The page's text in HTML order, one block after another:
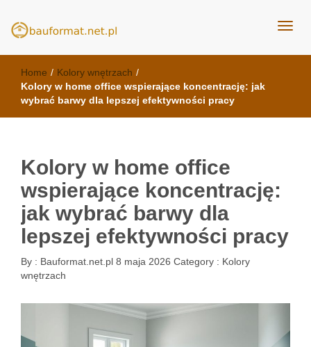
meble kuchenne Bauformat
Home / Kolory wnętrzach /
Kolory w home office wspierające koncentrację: jak
wybrać barwy dla lepszej efektywności pracy
Kolory w home office
wspierające koncentrację:
jak wybrać barwy dla
lepszej efektywności pracy
By : Bauformat.net.pl 8 maja 2026 Category : Kolory
wnętrzach